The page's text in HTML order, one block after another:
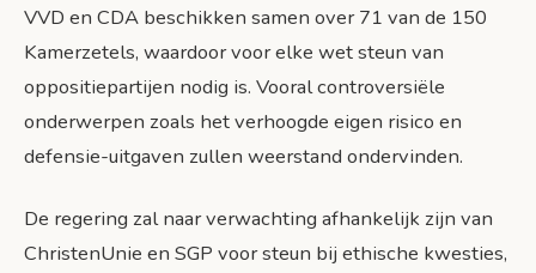
VVD en CDA beschikken samen over 71 van de 150
Kamerzetels, waardoor voor elke wet steun van
oppositiepartijen nodig is. Vooral controversiële
onderwerpen zoals het verhoogde eigen risico en
defensie-uitgaven zullen weerstand ondervinden.
De regering zal naar verwachting afhankelijk zijn van
ChristenUnie en SGP voor steun bij ethische kwesties,